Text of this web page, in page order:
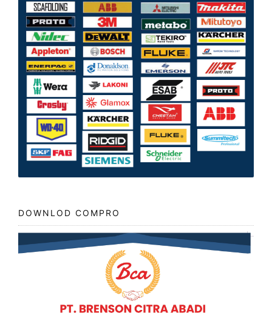
DOWNLOD COMPRO